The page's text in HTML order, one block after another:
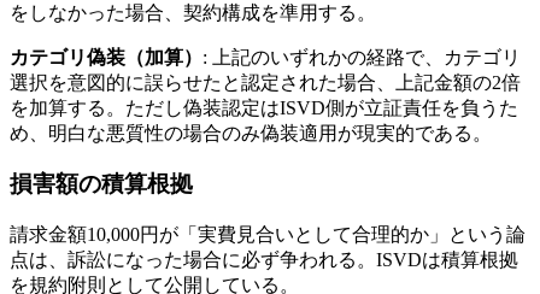
をしなかった場合、契約構成を準用する。
カテゴリ偽装（加算） : 上記のいずれかの経路で、カテゴリ
選択を意図的に誤らせたと認定された場合、上記金額の2倍
を加算する。ただし偽装認定はISVD側が立証責任を負うた
め、明白な悪質性の場合のみ偽装適用が現実的である。
損害額の積算根拠
請求金額10,000円が「実費見合いとして合理的か」という論
点は、訴訟になった場合に必ず争われる。ISVDは積算根拠
を規約附則として公開している。